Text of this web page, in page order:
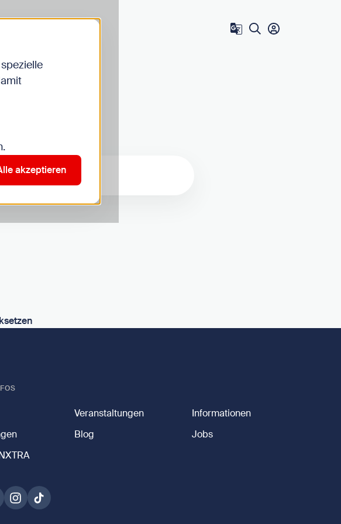
Zum Benutzer
Veranstaltungen
Informationen
Blog
Jobs
akzeptieren